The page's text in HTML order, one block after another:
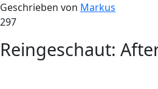
Geschrieben von Markus
297
Reingeschaut: